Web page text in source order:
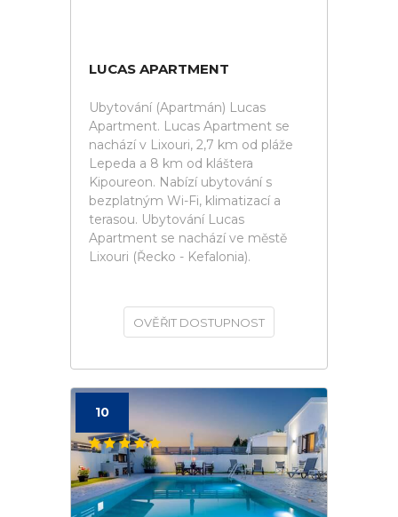
LUCAS APARTMENT
Ubytování (Apartmán) Lucas
Apartment. Lucas Apartment se
nachází v Lixouri, 2,7 km od pláže
Lepeda a 8 km od kláštera
Kipoureon. Nabízí ubytování s
bezplatným Wi-Fi, klimatizací a
terasou. Ubytování Lucas
Apartment se nachází ve městě
Lixouri (Řecko - Kefalonia).
OVĚŘIT DOSTUPNOST
10